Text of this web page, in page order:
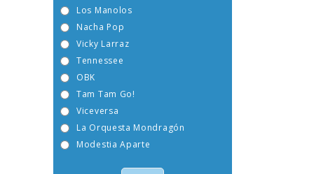
Los Manolos
Nacha Pop
Vicky Larraz
Tennessee
OBK
Tam Tam Go!
Viceversa
La Orquesta Mondragón
Modestia Aparte